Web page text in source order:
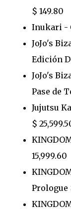
$ 149.80
Inukari -
JoJo's
Edición
JoJo's
Pase de
Jujutsu
$
15,999.60
Prologue